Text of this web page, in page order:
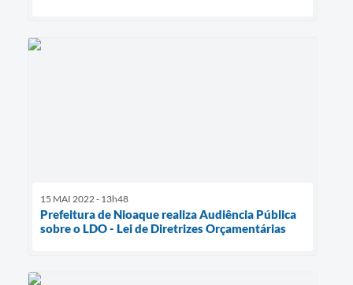
15 MAI 2022 - 13h48
Prefeitura de Nioaque realiza Audiência Pública
sobre o LDO - Lei de Diretrizes Orçamentárias